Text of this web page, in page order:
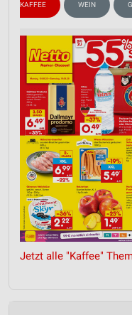
KAFFEE WEIN
Jetzt alle "Kaffee"